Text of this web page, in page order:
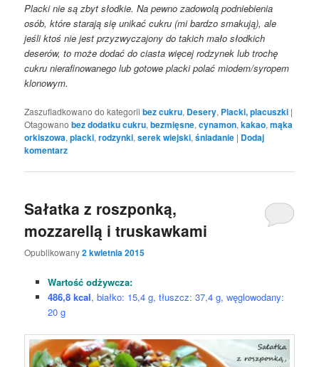
Placki nie są zbyt słodkie. Na pewno zadowolą podniebienia
osób, które starają się unikać cukru (mi bardzo smakują), ale
jeśli ktoś nie jest przyzwyczajony do takich mało słodkich
deserów, to może dodać do ciasta więcej rodzynek lub trochę
cukru nierafinowanego lub gotowe placki polać miodem/syropem
klonowym.
Zaszufladkowano do kategorii bez cukru, Desery, Placki, placuszki |
Otagowano bez dodatku cukru,bezmięsne,cynamon,kakao,mąka
orkiszowa,placki,rodzynki,serek wiejski,śniadanie | Dodaj
komentarz
Sałatka z roszponką,
mozzarellą i truskawkami
Opublikowany2 kwietnia 2015
Wartość odżywcza:
486,8 kcal, białko: 15,4 g, tłuszcz: 37,4 g, węglowodany:
20 g